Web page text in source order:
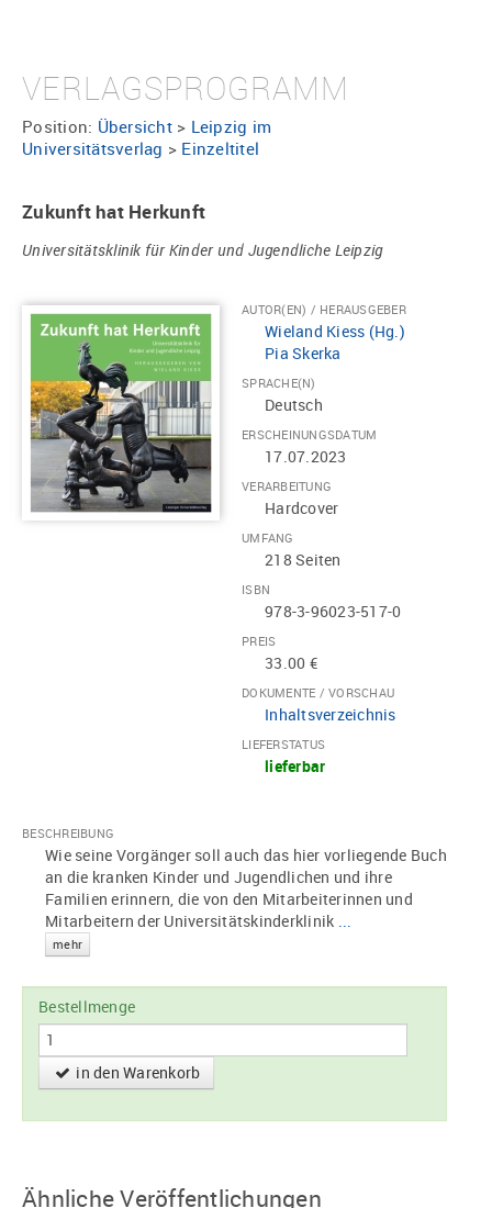
VERLAGSPROGRAMM
Position: Übersicht> Leipzig im
Universitätsverlag > Einzeltitel
Zukunft hat Herkunft
Universitätsklinik für Kinder und Jugendliche Leipzig
AUTOR(EN) / HERAUSGEBER
Wieland Kiess (Hg.)
Pia Skerka
SPRACHE(N)
Deutsch
ERSCHEINUNGSDATUM
17.07.2023
VERARBEITUNG
Hardcover
UMFANG
218 Seiten
ISBN
978-3-96023-517-0
PREIS
33.00 €
DOKUMENTE / VORSCHAU
Inhaltsverzeichnis
LIEFERSTATUS
lieferbar
BESCHREIBUNG
Wie seine Vorgänger soll auch das hier vorliegende Buch
an die kranken Kinder und Jugendlichen und ihre
Familien erinnern, die von den Mitarbeiterinnen und
Mitarbeitern der Universitätskinderklinik ...
mehr
Bestellmenge
in den Warenkorb
Ähnliche Veröffentlichungen